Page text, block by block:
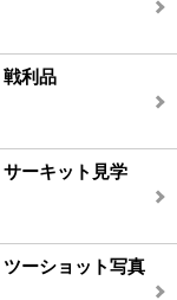
利品
ーキット見学
ーショット写真